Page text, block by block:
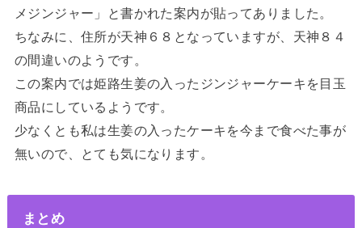
メジンジャー」と書かれた案内が貼ってありました。
ちなみに、住所が天神６８となっていますが、天神８４
の間違いのようです。
この案内では姫路生姜の入ったジンジャーケーキを目玉
商品にしているようです。
少なくとも私は生姜の入ったケーキを今まで食べた事が
無いので、とても気になります。
まとめ